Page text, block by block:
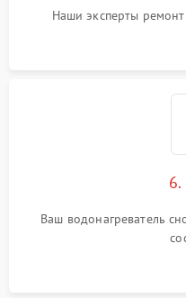
Наши эксперты
6.
Ваш водонагреватель